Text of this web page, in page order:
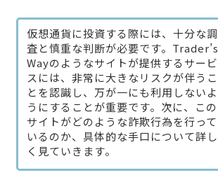
仮想通貨に投資する際には、十分な調
査と慎重な判断が必要です。Trader’s
Wayのようなサイトが提供するサービ
スには、非常に大きなリスクが伴うこ
とを認識し、万が一にも利用しないよ
うにすることが重要です。次に、この
サイトがどのような詐欺行為を行って
いるのか、具体的な手口について詳し
く見ていきます。